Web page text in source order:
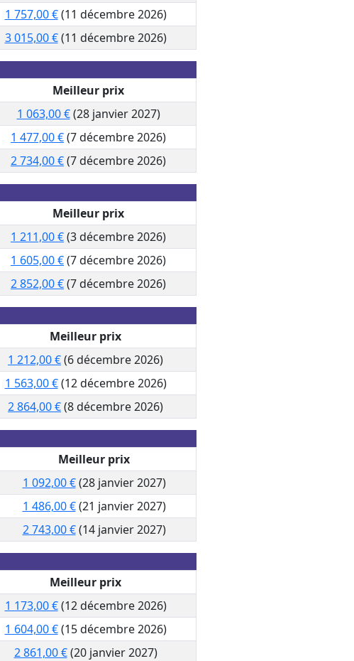
1 757,00 €(11 décembre 2026)
3 015,00 €(11 décembre 2026)
Meilleur prix
1 063,00 €(28 janvier 2027)
1 477,00 €(7 décembre 2026)
2 734,00 €(7 décembre 2026)
Meilleur prix
1 211,00 €(3 décembre 2026)
1 605,00 €(7 décembre 2026)
2 852,00 €(7 décembre 2026)
Meilleur prix
1 212,00 €(6 décembre 2026)
1 563,00 €(12 décembre 2026)
2 864,00 €(8 décembre 2026)
Meilleur prix
1 092,00 €(28 janvier 2027)
1 486,00 €(21 janvier 2027)
2 743,00 €(14 janvier 2027)
Meilleur prix
1 173,00 €(12 décembre 2026)
1 604,00 €(15 décembre 2026)
2 861,00 €(20 janvier 2027)